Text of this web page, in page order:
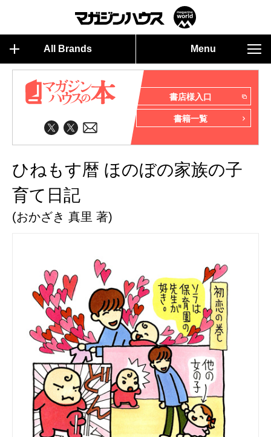
All Brands Menu
書店様入口
書籍一覧
ひねもす暦 ほのぼの家族の子
育て日記
(おかざき 真里 著)